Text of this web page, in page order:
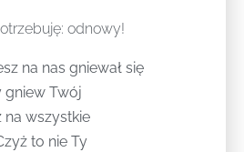
odnowy!
na nas gniewał się
gniew Twój
na wszystkie
to nie Ty